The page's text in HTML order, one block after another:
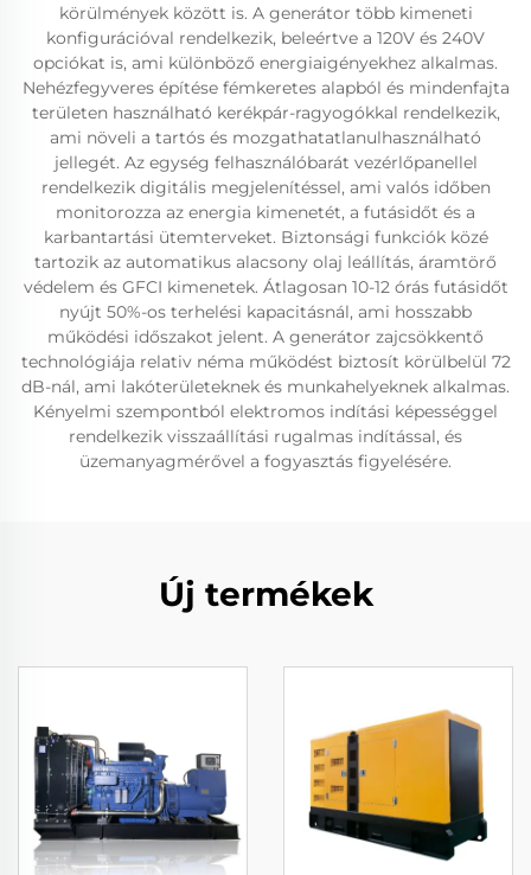
körülmények között is. A generátor több kimeneti
konfigurációval rendelkezik, beleértve a 120V és 240V
opciókat is, ami különböző energiaigényekhez alkalmas.
Nehézfegyveres építése fémkeretes alapból és mindenfajta
területen használható kerékpár-ragyogókkal rendelkezik,
ami növeli a tartós és mozgathatatlanulhasználható
jellegét. Az egység felhasználóbarát vezérlőpanellel
rendelkezik digitális megjelenítéssel, ami valós időben
monitorozza az energia kimenetét, a futásidőt és a
karbantartási ütemterveket. Biztonsági funkciók közé
tartozik az automatikus alacsony olaj leállítás, áramtörő
védelem és GFCI kimenetek. Átlagosan 10-12 órás futásidőt
nyújt 50%-os terhelési kapacitásnál, ami hosszabb
működési időszakot jelent. A generátor zajcsökkentő
technológiája relativ néma működést biztosít körülbelül 72
dB-nál, ami lakóterületeknek és munkahelyeknek alkalmas.
Kényelmi szempontból elektromos indítási képességgel
rendelkezik visszaállítási rugalmas indítással, és
üzemanyagmérővel a fogyasztás figyelésére.
Új termékek